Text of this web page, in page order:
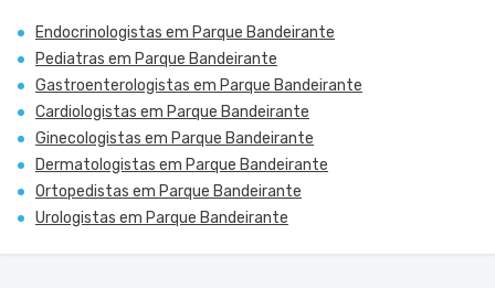
Endocrinologistas em Parque Bandeirante
Pediatras em Parque Bandeirante
Gastroenterologistas em Parque Bandeirante
Cardiologistas em Parque Bandeirante
Ginecologistas em Parque Bandeirante
Dermatologistas em Parque Bandeirante
Ortopedistas em Parque Bandeirante
Urologistas em Parque Bandeirante